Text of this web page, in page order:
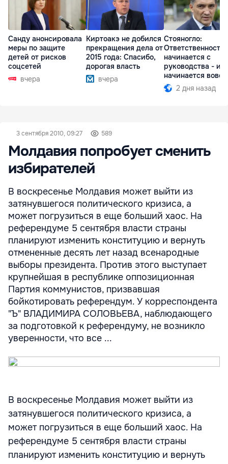
Санду анонсировала
меры по защите
детей от рисков
соцсетей
вчера
Киртоакэ не добился
прекращения дела от
2015 года: Спасибо,
дорогая власть
вчера
Стояногло:
Ответственность
начинается с
руководства -
начинается вовсе
2 дня назад
3 сентября 2010, 09:27 589
Молдавия попробует сменить
избирателей
В воскресенье Молдавия может выйти из
затянувшегося политического кризиса, а
может погрузиться в еще больший хаос. На
референдуме 5 сентября власти страны
планируют изменить конституцию и вернуть
отмененные десять лет назад всенародные
выборы президента. Против этого выступает
крупнейшая в республике оппозиционная
Партия коммунистов, призвавшая
бойкотировать референдум. У корреспондента
"Ъ" ВЛАДИМИРА СОЛОВЬЕВА, наблюдающего
за подготовкой к референдуму, не возникло
уверенности, что все ...
В воскресенье Молдавия может выйти из
затянувшегося политического кризиса, а
может погрузиться в еще больший хаос. На
референдуме 5 сентября власти страны
планируют изменить конституцию и вернуть